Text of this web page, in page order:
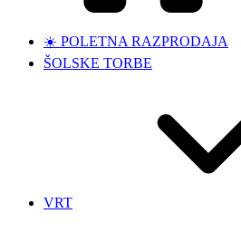
☀️ POLETNA RAZPRODAJA
ŠOLSKE TORBE
VRT